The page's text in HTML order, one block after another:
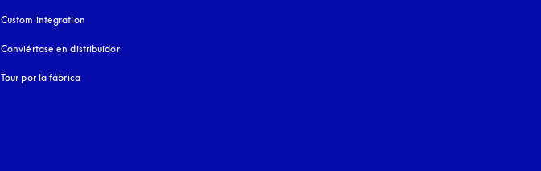
Custom integration
Conviértase en distribuidor
Tour por la fábrica